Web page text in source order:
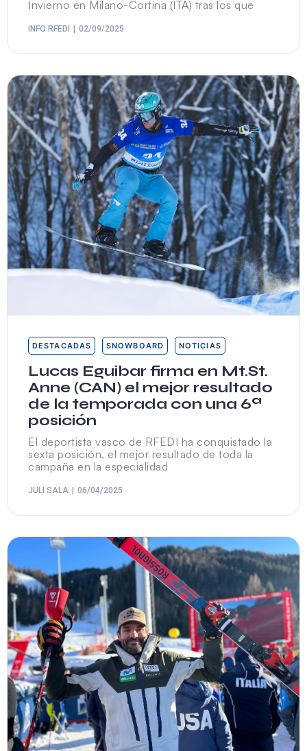
Invierno en Milano-Cortina (ITA) tras los que
INFO RFEDI 02/09/2025
DESTACADAS SNOWBOARD NOTICIAS
Lucas Eguibar firma en Mt.St.
Anne (CAN) el mejor resultado
de la temporada con una 6ª
posición
El deportista vasco de RFEDI ha conquistado la
sexta posición, el mejor resultado de toda la
campaña en la especialidad
JULI SALA 06/04/2025